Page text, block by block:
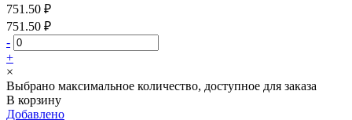
751.50 ₽
751.50 ₽
-
+
×
Выбрано максимальное количество, доступное для заказа
В корзину
Добавлено